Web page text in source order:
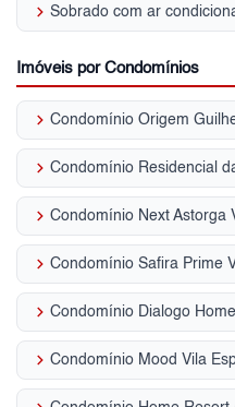
keyboard_arrow_right
Imóveis por Condomínios
keyboard_arrow_right Condomínio Origem
keyboard_arrow_right Condomínio Residencial
keyboard_arrow_right Condomínio Next Astorga
keyboard_arrow_right Condomínio Safira Prime
keyboard_arrow_right
keyboard_arrow_right Condomínio Mood Vila